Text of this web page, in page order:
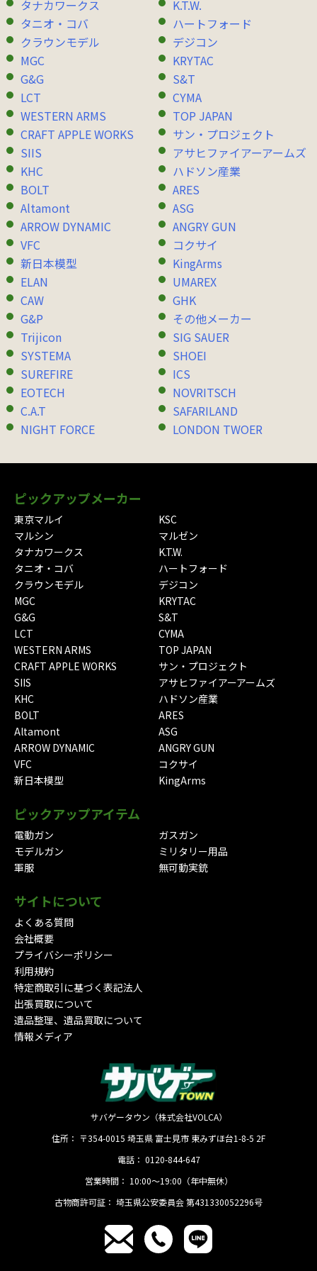
タナカワークス
K.T.W.
タニオ・コバ
ハートフォード
クラウンモデル
デジコン
MGC
KRYTAC
G&G
S&T
LCT
CYMA
WESTERN ARMS
TOP JAPAN
CRAFT APPLE WORKS
サン・プロジェクト
SIIS
アサヒファイアーアームズ
KHC
ハドソン産業
BOLT
ARES
Altamont
ASG
ARROW DYNAMIC
ANGRY GUN
VFC
コクサイ
新日本模型
KingArms
ELAN
UMAREX
CAW
GHK
G&P
その他メーカー
Trijicon
SIG SAUER
SYSTEMA
SHOEI
SUREFIRE
ICS
EOTECH
NOVRITSCH
C.A.T
SAFARILAND
NIGHT FORCE
LONDON TWOER
ピックアップメーカー
東京マルイ
KSC
マルシン
マルゼン
タナカワークス
K.T.W.
タニオ・コバ
ハートフォード
クラウンモデル
デジコン
MGC
KRYTAC
G&G
S&T
LCT
CYMA
WESTERN ARMS
TOP JAPAN
CRAFT APPLE WORKS
サン・プロジェクト
SIIS
アサヒファイアーアームズ
KHC
ハドソン産業
BOLT
ARES
Altamont
ASG
ARROW DYNAMIC
ANGRY GUN
VFC
コクサイ
新日本模型
KingArms
ピックアップアイテム
電動ガン
ガスガン
モデルガン
ミリタリー用品
軍服
無可動実銃
サイトについて
よくある質問
会社概要
プライバシーポリシー
利用規約
特定商取引に基づく表記法人
出張買取について
遺品整理、遺品買取について
情報メディア
サバゲータウン（株式会社VOLCA）
住所： 〒354-0015 埼玉県 富士見市 東みずほ台1-8-5 2F
電話： 0120-844-647
営業時間： 10:00〜19:00（年中無休）
古物商許可証： 埼玉県公安委員会 第431330052296号